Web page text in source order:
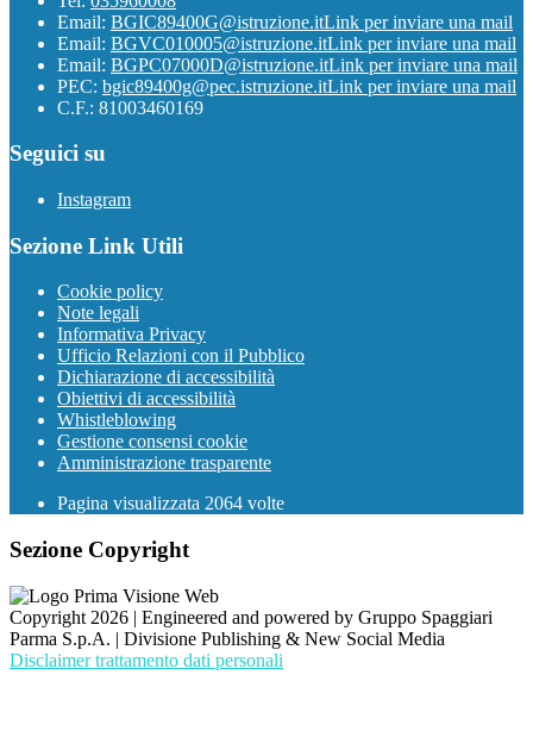
Email: BGIC89400G@istruzione.itLink per inviare una mail
Email: BGVC010005@istruzione.itLink per inviare una mail
Email: BGPC07000D@istruzione.itLink per inviare una mail
PEC: bgic89400g@pec.istruzione.itLink per inviare una mail
C.F.: 81003460169
Seguici su
Instagram
Sezione Link Utili
Cookie policy
Note legali
Informativa Privacy
Ufficio Relazioni con il Pubblico
Dichiarazione di accessibilità
Obiettivi di accessibilità
Whistleblowing
Gestione consensi cookie
Amministrazione trasparente
Pagina visualizzata 2064 volte
Sezione Copyright
Copyright 2026 | Engineered and powered by Gruppo Spaggiari
Parma S.p.A. | Divisione Publishing & New Social Media
Disclaimer trattamento dati personali